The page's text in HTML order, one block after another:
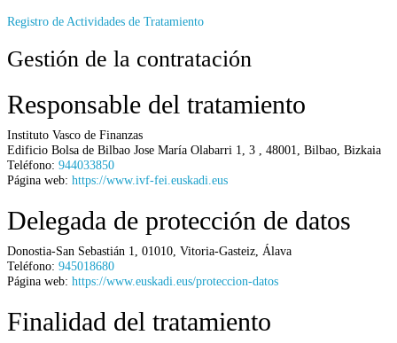
Registro de Actividades de Tratamiento
Gestión de la contratación
Responsable del tratamiento
Instituto Vasco de Finanzas
Edificio Bolsa de Bilbao Jose María Olabarri 1, 3
48001 Bilbao Bizkaia
Teléfono: 944033850
Página web: https://www.ivf-fei.euskadi.eus
Delegada de protección de datos
Donostia-San Sebastián 1 01010 Vitoria-Gasteiz Álava
Teléfono: 945018680
Página web: https://www.euskadi.eus/proteccion-datos
Finalidad del tratamiento